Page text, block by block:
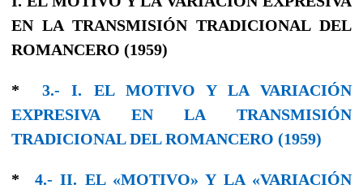
EN LA TRANSMISIÓN TRADICIONAL DEL
ROMANCERO (1959)
*3.- I. EL MOTIVO Y LA VARIACIÓN
EXPRESIVA EN LA TRANSMISIÓN
TRADICIONAL DEL ROMANCERO (1959)
* 4.- II. EL «MOTIVO» Y LA «VARIACIÓN